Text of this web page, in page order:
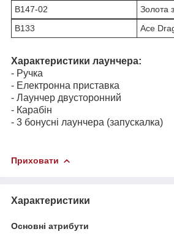
В147-02
Золота
В133
Ace
Характеристики лаунчера:
- Ручка
- Електронна приставка
- Лаунчер двусторонний
- Карабін
- 3 бонусні лаунчера (запускалка)
Приховати
Характеристики
Основні атрибути